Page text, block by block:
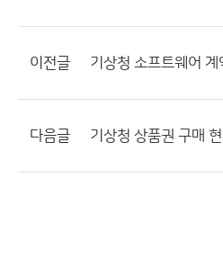
이전글 기상청 소프트웨어
다음글 기상청 상품권 구매